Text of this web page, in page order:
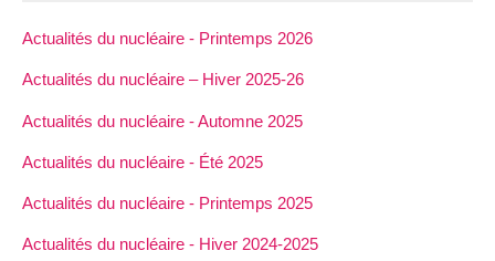
Actualités du nucléaire - Printemps 2026
Actualités du nucléaire – Hiver 2025-26
Actualités du nucléaire - Automne 2025
Actualités du nucléaire - Été 2025
Actualités du nucléaire - Printemps 2025
Actualités du nucléaire - Hiver 2024-2025